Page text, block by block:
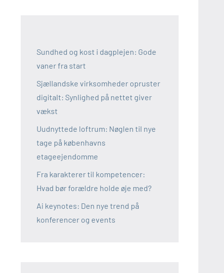
Sundhed og kost i dagplejen: Gode
vaner fra start
Sjællandske virksomheder opruster
digitalt: Synlighed på nettet giver
vækst
Uudnyttede loftrum: Nøglen til nye
tage på københavns
etageejendomme
Fra karakterer til kompetencer:
Hvad bør forældre holde øje med?
Ai keynotes: Den nye trend på
konferencer og events